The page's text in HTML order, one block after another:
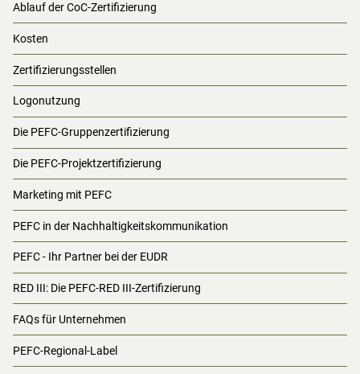
Ablauf der CoC-Zertifizierung
Kosten
Zertifizierungsstellen
Logonutzung
Die PEFC-Gruppenzertifizierung
Die PEFC-Projektzertifizierung
Marketing mit PEFC
PEFC in der Nachhaltigkeitskommunikation
PEFC - Ihr Partner bei der EUDR
RED III: Die PEFC-RED III-Zertifizierung
FAQs für Unternehmen
PEFC-Regional-Label